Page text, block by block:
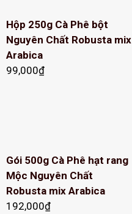
Hộp 250g Cà Phê bột
Nguyên Chất Robusta mix
Arabica
99,000₫
Gói 500g Cà Phê hạt rang
Mộc Nguyên Chất
Robusta mix Arabica
192,000₫